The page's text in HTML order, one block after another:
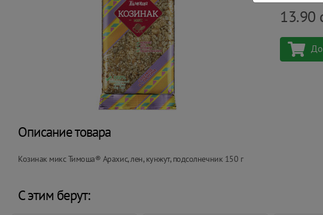
13.90
Описание товара
Козинак микс Тимоша® Арахис, лен, кунжут, подсолнечник 150 г
С этим берут: